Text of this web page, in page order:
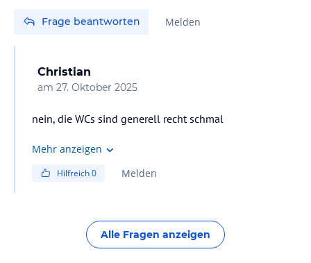
Frage beantworten Melden
Christian
am 27. Oktober 2025
nein, die WCs sind generell recht schmal
Mehr anzeigen
Hilfreich0 Melden
Alle Fragen anzeigen